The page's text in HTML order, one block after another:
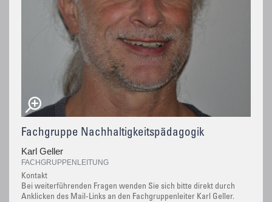
Fachgruppe Nachhaltigkeitspädagogik
Karl Geller
FACHGRUPPENLEITUNG
Kontakt
Bei weiterführenden Fragen wenden Sie sich bitte direkt durch
Anklicken des Mail-Links an den Fachgruppenleiter Karl Geller.